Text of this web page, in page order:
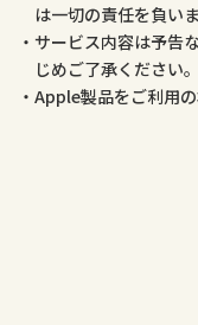
は一切の責任を負いま
サービス内容は予告
じめご了承ください。
Apple製品をご利用の